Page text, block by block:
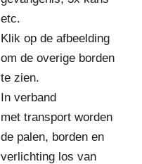
etc.
Klik op de afbeelding
om de overige borden
te zien.
In verband
met transport worden
de palen, borden en
verlichting los van